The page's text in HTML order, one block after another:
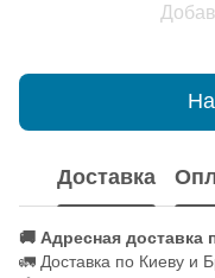
Доставка
🚚 Адресная
🚛 Доставка по Киеву и